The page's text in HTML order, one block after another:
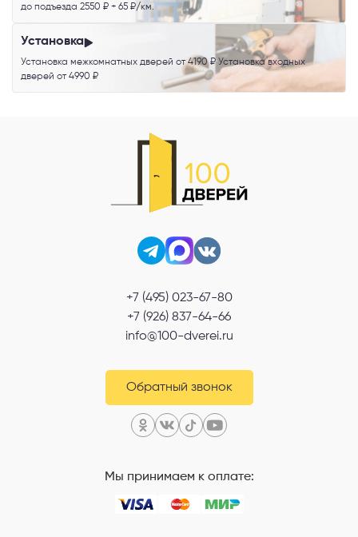
до подъезда 2550 ₽ + 65 ₽/км.
Установка
Установка межкомнатных дверей от 4190 ₽ Установка входных
дверей от 4990 ₽
+7 (495) 023-67-80
+7 (926) 837-64-66
info@100-dverei.ru
Обратный звонок
Мы принимаем к оплате: